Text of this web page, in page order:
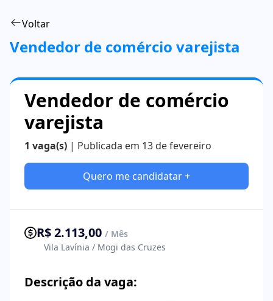
Voltar
Vendedor de comércio varejista
Vendedor de comércio
varejista
1 vaga(s) | Publicada em 13 de fevereiro
Quero me candidatar +
R$ 2.113,00 / Mês
Vila Lavínia / Mogi das Cruzes
Descrição da vaga: